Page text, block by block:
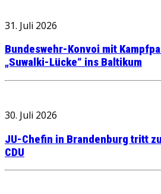
31. Juli 2026
Bundeswehr-Konvoi mit
„Suwalki-Lücke“ ins Baltikum
30. Juli 2026
JU-Chefin in Brandenburg tritt
CDU